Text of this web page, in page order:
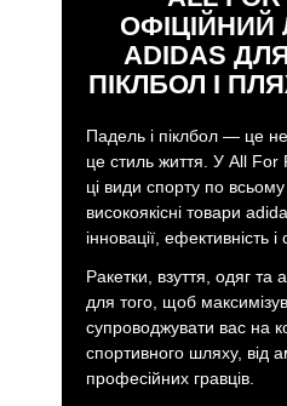
ОФІЦІЙНИЙ
ADIDAS
ПІКЛБОЛ І
Падель і піклбол — це
це стиль життя. У All
ці види спорту по
високоякісні товари
інновації, ефективність і
Ракетки, взуття, одяг та
для того, щоб
супроводжувати вас на
спортивного шляху, від
професійних гравців.